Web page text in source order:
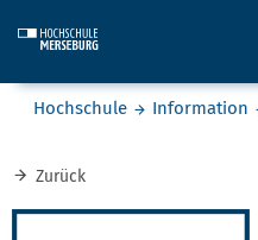
Sie befinden sich hier:
Hochschule Information
Zurück